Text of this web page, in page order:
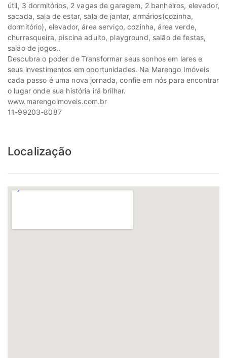
útil, 3 dormitórios, 2 vagas de garagem, 2 banheiros, elevador,
sacada, sala de estar, sala de jantar, armários(cozinha,
dormitório), elevador, área serviço, cozinha, área verde,
churrasqueira, piscina adulto, playground, salão de festas,
salão de jogos..
Descubra o poder de Transformar seus sonhos em lares e
seus investimentos em oportunidades. Na Marengo Imóveis
cada passo é uma nova jornada, confie em nós para encontrar
o lugar onde sua história irá brilhar.
www.marengoimoveis.com.br
11-99203-8087
Localização